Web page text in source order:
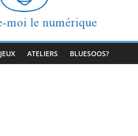
JEUX ATELIERS BLUESOOS?